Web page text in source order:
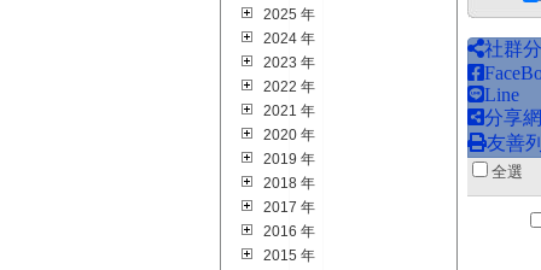
2025 年
2024 年
2023 年
2022 年
2021 年
2020 年
2019 年
2018 年
2017 年
2016 年
2015 年
社群
Line
分享
友善
全選